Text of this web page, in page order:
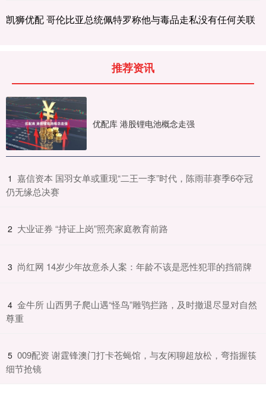
凯狮优配 哥伦比亚总统佩特罗称他与毒品走私没有任何关联
推荐资讯
优配库 港股锂电池概念走强
1 ​嘉信资本 国羽女单或重现“二王一李”时代，陈雨菲赛季6夺冠
仍无缘总决赛
2 ​大业证券 “持证上岗”照亮家庭教育前路
3 ​尚红网 14岁少年故意杀人案：年龄不该是恶性犯罪的挡箭牌​
4 ​金牛所 山西男子爬山遇“怪鸟”雕鸮拦路，及时撤退尽显对自然
尊重
5 ​009配资 谢霆锋澳门打卡苍蝇馆，与友闲聊超放松，弯指握筷
细节抢镜